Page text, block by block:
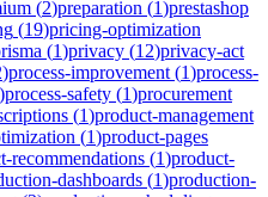
(2)preparation (1)prestashop
(19)pricing-optimization
(1)privacy (12)privacy-act
)process-improvement (1)process-
)process-safety (1)procurement
(1)product-management
(1)product-pages
recommendations (1)product-
dashboards (1)production-